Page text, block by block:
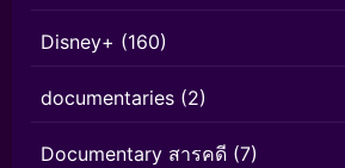
Disney+ (160)
documentaries (2)
Documentary สารคดี (7)